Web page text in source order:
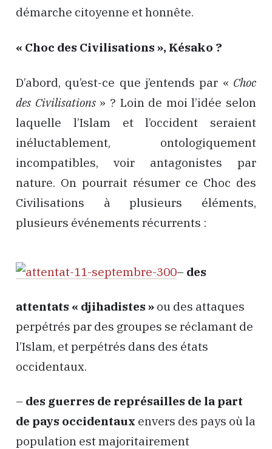
démarche citoyenne et honnête.
« Choc des Civilisations », Késako ?
D’abord, qu’est-ce que j’entends par « Choc
des Civilisations» ? Loin de moi l’idée selon
laquelle l’Islam et l’occident seraient
inéluctablement, ontologiquement
incompatibles, voir antagonistes par
nature. On pourrait résumer ce Choc des
Civilisations à plusieurs éléments,
plusieurs événements récurrents :
– des
attentats « djihadistes » ou des attaques
perpétrés par des groupes se réclamant de
l’Islam, et perpétrés dans des états
occidentaux.
– des guerres de représailles de la part
de pays occidentaux envers des pays où la
population est majoritairement